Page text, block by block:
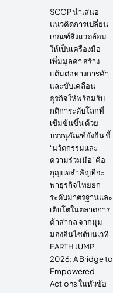
SCGP นำเสนอ
แนวคิดการเปลี่ยน
เกณฑ์สิ่งแวดล้อม
ให้เป็นเครื่องมือ
เพิ่มมูลค่า สร้าง
แต้มต่อทางการค้า
และขับเคลื่อน
ธุรกิจให้พร้อมรับ
กติการะดับโลกที่
เข้มข้นขึ้น ด้วย
บรรจุภัณฑ์ยั่งยืน ชี้
‘นวัตกรรมและ
ความร่วมมือ’ คือ
กุญแจสำคัญที่จะ
พาธุรกิจไทยยก
ระดับมาตรฐานและ
เติบโตในตลาดการ
ค้าสากล จากมุม
มองอินไซต์บนเวที
EARTH JUMP
2026: A Bridge to
Empowered
Actions ในหัวข้อ